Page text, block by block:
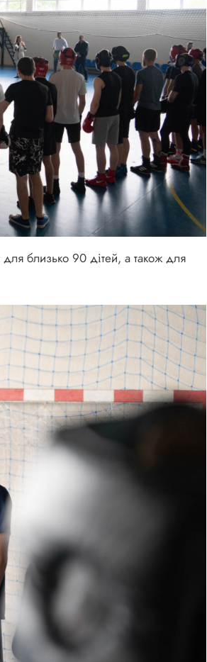
для близько 90 дітей, а також для